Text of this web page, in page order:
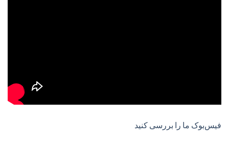
فیس‌بوک ما را بررسی کنید